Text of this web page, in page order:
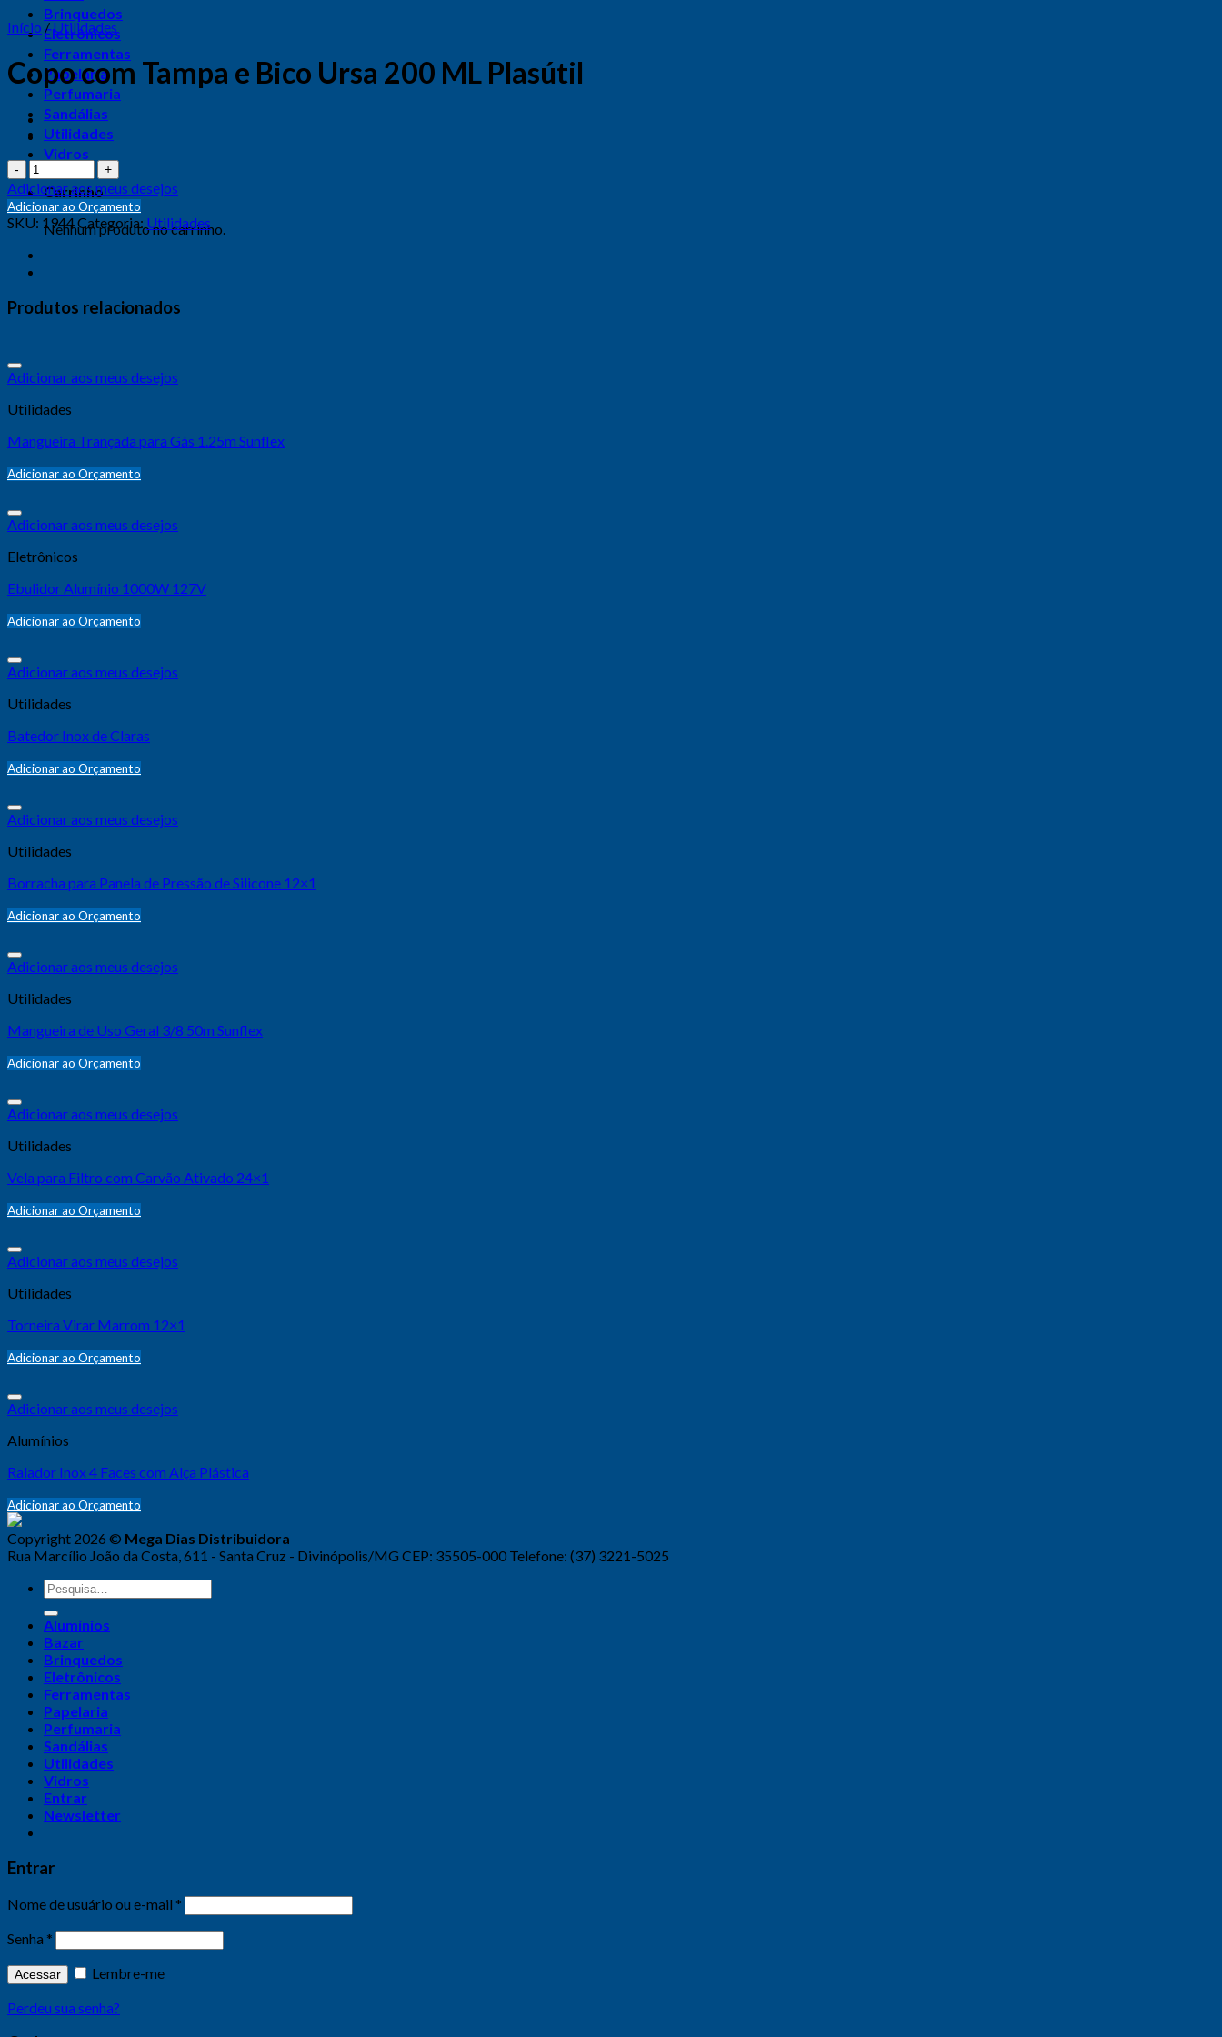
Brinquedos
Eletrônicos
Ferramentas
Papelaria
Perfumaria
Sandálias
Utilidades
Vidros
Carrinho
Nenhum produto no carrinho.
Início /Utilidades
Copo com Tampa e Bico Ursa 200 ML Plasútil
Quantidade
Adicionar aos meus desejos
Adicionar ao Orçamento
SKU: 1944Categoria: Utilidades
Produtos relacionados
Adicionar aos meus desejos
Utilidades
Mangueira Trançada para Gás 1.25m Sunflex
Adicionar ao Orçamento
Adicionar aos meus desejos
Eletrônicos
Ebulidor Alumínio 1000W 127V
Adicionar ao Orçamento
Adicionar aos meus desejos
Utilidades
Batedor Inox de Claras
Adicionar ao Orçamento
Adicionar aos meus desejos
Utilidades
Borracha para Panela de Pressão de Silicone 12×1
Adicionar ao Orçamento
Adicionar aos meus desejos
Utilidades
Mangueira de Uso Geral 3/8 50m Sunflex
Adicionar ao Orçamento
Adicionar aos meus desejos
Utilidades
Vela para Filtro com Carvão Ativado 24×1
Adicionar ao Orçamento
Adicionar aos meus desejos
Utilidades
Torneira Virar Marrom 12×1
Adicionar ao Orçamento
Adicionar aos meus desejos
Alumínios
Ralador Inox 4 Faces com Alça Plástica
Adicionar ao Orçamento
Copyright 2026 © Mega Dias Distribuidora
Rua Marcílio João da Costa, 611 - Santa Cruz - Divinópolis/MG CEP: 35505-000 Telefone: (37) 3221-5025
Alumínios
Bazar
Brinquedos
Eletrônicos
Ferramentas
Papelaria
Perfumaria
Sandálias
Utilidades
Vidros
Entrar
Newsletter
Entrar
Nome de usuário ou e-mail *
Senha *
Acessar
Lembre-me
Perdeu sua senha?